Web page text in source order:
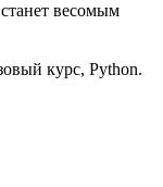
весомым
курс, Python.